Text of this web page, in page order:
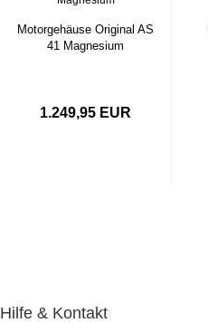
Motorgehäuse Original AS
41 Magnesium
1.249,95 EUR
Hilfe & Kontakt